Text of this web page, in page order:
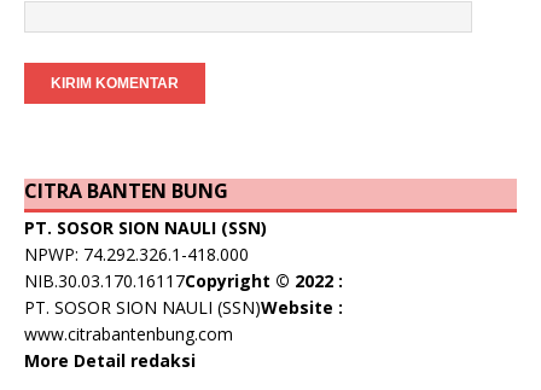
CITRA BANTEN BUNG
PT. SOSOR SION NAULI (SSN)
NPWP: 74.292.326.1-418.000
NIB.30.03.170.16117Copyright © 2022 :
PT. SOSOR SION NAULI (SSN)Website :
www.citrabantenbung.com
More Detail redaksi